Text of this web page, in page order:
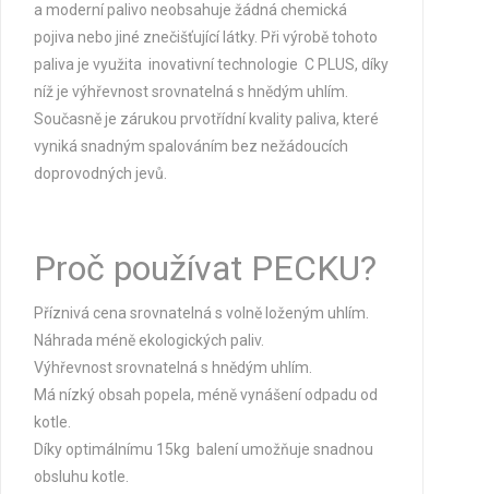
a moderní palivo neobsahuje žádná chemická
pojiva nebo jiné znečišťující látky. Při výrobě tohoto
paliva je využita inovativní technologie C PLUS, díky
níž je výhřevnost srovnatelná s hnědým uhlím.
Současně je zárukou prvotřídní kvality paliva, které
vyniká snadným spalováním bez nežádoucích
doprovodných jevů.
Proč používat PECKU?
Příznivá cena srovnatelná s volně loženým uhlím.
Náhrada méně ekologických paliv.
Výhřevnost srovnatelná s hnědým uhlím.
Má nízký obsah popela, méně vynášení odpadu od
kotle.
Díky optimálnímu 15kg balení umožňuje snadnou
obsluhu kotle.